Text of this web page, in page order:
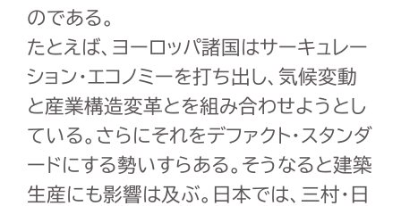
のである。
たとえば、ヨーロッパ諸国はサーキュレー
ション・エコノミーを打ち出し、気候変動
と産業構造変革とを組み合わせようとし
ている。さらにそれをデファクト・スタンダ
ードにする勢いすらある。そうなると建築
生産にも影響は及ぶ。日本では、三村・日